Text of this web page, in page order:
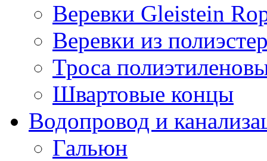
Веревки Gleistein
Веревки из
Троса
Швартовые концы
Водопровод и
Гальюн